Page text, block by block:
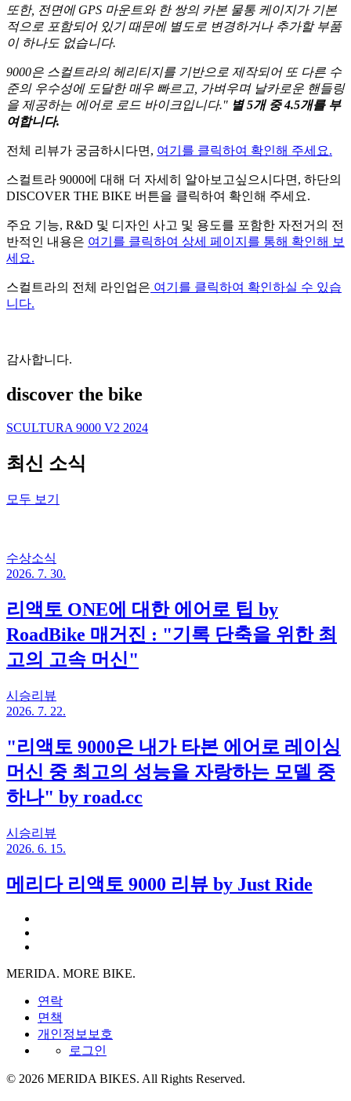
또한, 전면에 GPS 마운트와 한 쌍의 카본 물통 케이지가 기본
적으로 포함되어 있기 때문에 별도로 변경하거나 추가할 부품
이 하나도 없습니다.
9000은 스컬트라의 헤리티지를 기반으로 제작되어 또 다른 수
준의 우수성에 도달한 매우 빠르고, 가벼우며 날카로운 핸들링
을 제공하는 에어로 로드 바이크입니다." 별 5개 중 4.5개를 부
여합니다.
전체 리뷰가 궁금하시다면, 여기를 클릭하여 확인해 주세요.
스컬트라 9000에 대해 더 자세히 알아보고싶으시다면, 하단의
DISCOVER THE BIKE 버튼을 클릭하여 확인해 주세요.
주요 기능, R&D 및 디자인 사고 및 용도를 포함한 자전거의 전
반적인 내용은 여기를 클릭하여 상세 페이지를 통해 확인해 보
세요.
스컬트라의 전체 라인업은 여기를 클릭하여 확인하실 수 있습
니다.
감사합니다.
discover the bike
SCULTURA 9000 V2 2024
최신 소식
모두 보기
수상소식
2026. 7. 30.
리액토 ONE에 대한 에어로 팁 by
RoadBike 매거진 : "기록 단축을 위한 최
고의 고속 머신"
시승리뷰
2026. 7. 22.
"리액토 9000은 내가 타본 에어로 레이싱
머신 중 최고의 성능을 자랑하는 모델 중
하나" by road.cc
시승리뷰
2026. 6. 15.
메리다 리액토 9000 리뷰 by Just Ride
MERIDA. MORE BIKE.
연락
면책
개인정보보호
로그인
© 2026 MERIDA BIKES. All Rights Reserved.